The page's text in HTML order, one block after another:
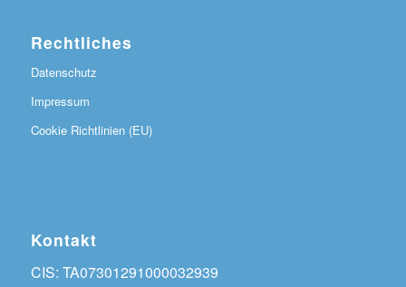
Rechtliches
Datenschutz
Impressum
Cookie Richtlinien (EU)
Kontakt
CIS: TA07301291000032939